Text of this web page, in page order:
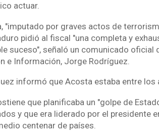
actuar.
"imputado por graves actos de
pidió al fiscal "una completa y
suceso", señaló un comunicado oficial
e Información, Jorge Rodríguez.
informó que Acosta estaba entre
que planificaba un "golpe de
y que era liderado por el presidente
centenar de países.